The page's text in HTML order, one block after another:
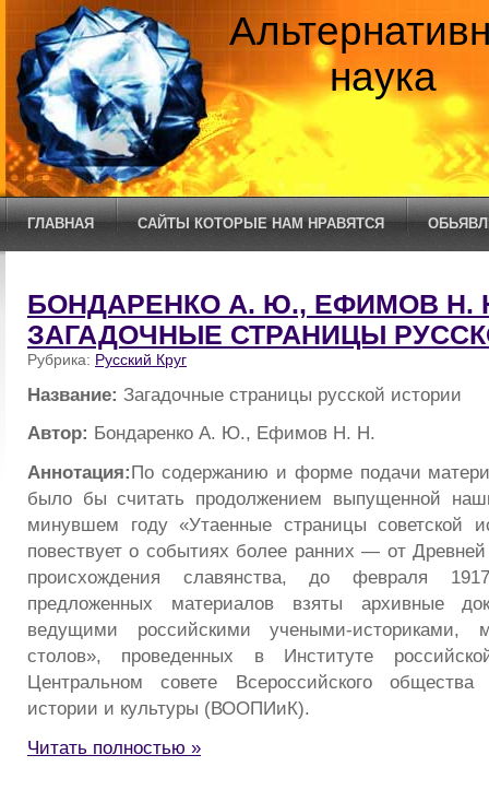
наука
ГЛАВНАЯ САЙТЫ КОТОРЫЕ НАМ НРАВЯТСЯ
БОНДАРЕНКО А. Ю., ЕФИМОВ Н.
ЗАГАДОЧНЫЕ СТРАНИЦЫ
Рубрика: Русский Круг
Название: Загадочные страницы русской истории
Автор: Бондаренко А. Ю., Ефимов Н. Н.
Аннотация:По содержанию и форме подачи
было бы считать продолжением выпущенной
минувшем году «Утаенные страницы советской
повествует о событиях более ранних — от
происхождения славянства, до февраля
предложенных материалов взяты архивные
ведущими российскими учеными-историками,
столов», проведенных в Институте
Центральном совете Всероссийского
истории и культуры (ВООПИиК).
Читать полностью »